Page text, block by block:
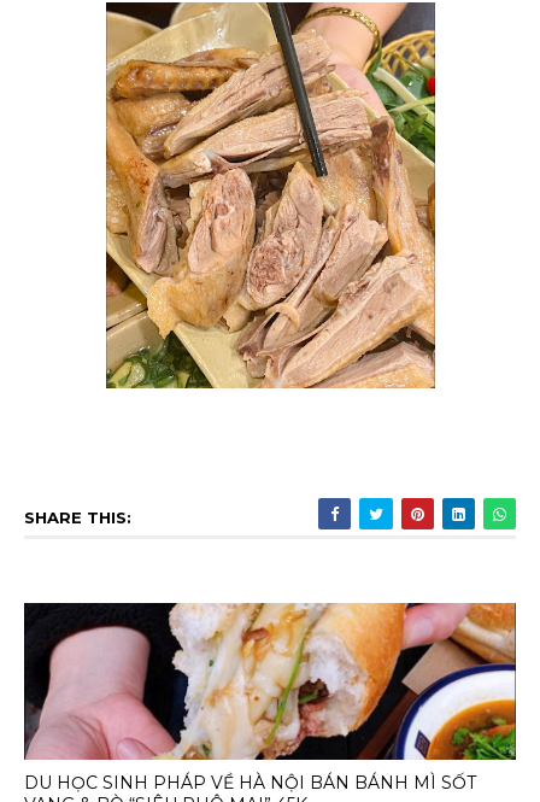
SHARE THIS:
DU HỌC SINH PHÁP VỀ HÀ NỘI BÁN BÁNH MÌ SỐT